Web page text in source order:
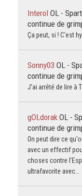
Interol OL -
continue de
Ça peut, si ! C'est
Sonny03 OL -
continue de
J'ai arrêté de lire à
gOLdorak OL -
continue de
On peut dire ce
avec un effectif
choses contre
ultrafavorite avec…